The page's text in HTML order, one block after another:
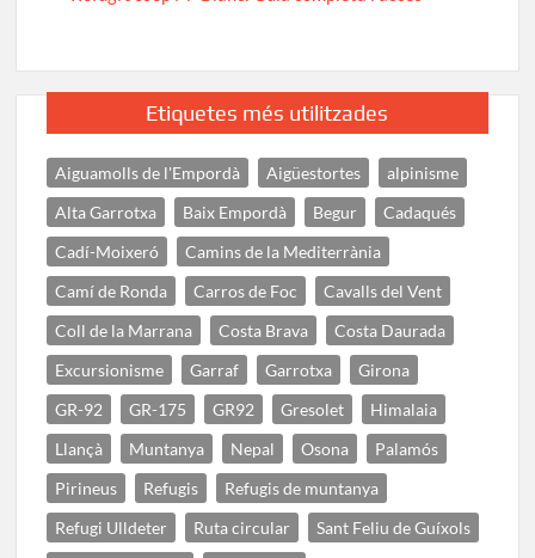
Etiquetes més utilitzades
Aiguamolls de l'Empordà Aigüestortes
alpinisme
Alta Garrotxa
Baix Empordà Begur
Cadaqués
Cadí-Moixeró
Camins de la Mediterrània
Camí de Ronda
Carros de Foc
Cavalls del Vent
Coll de la Marrana
Costa Brava
Costa Daurada
Excursionisme
Garraf Garrotxa
Girona
GR-92
GR-175 GR92 Gresolet
Himalaia
Llançà
Muntanya Nepal Osona
Palamós
Pirineus
Refugis
Refugis de muntanya
Refugi Ulldeter
Ruta circular
Sant Feliu de Guíxols